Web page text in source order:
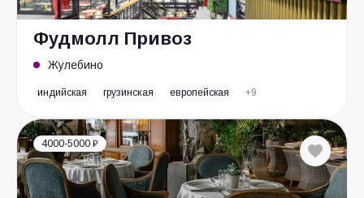
Фудмолл Привоз
Жулебино
индийская грузинская европейская +9
4000-5000 ₽